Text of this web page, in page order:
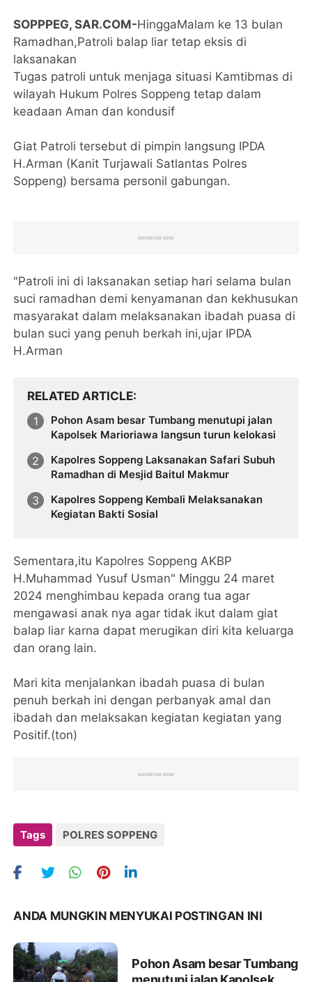
SOPPPEG, SAR.COM-HinggaMalam ke 13 bulan
Ramadhan,Patroli balap liar tetap eksis di
laksanakan
Tugas patroli untuk menjaga situasi Kamtibmas di
wilayah Hukum Polres Soppeng tetap dalam
keadaan Aman dan kondusif
Giat Patroli tersebut di pimpin langsung IPDA
H.Arman (Kanit Turjawali Satlantas Polres
Soppeng) bersama personil gabungan.
"Patroli ini di laksanakan setiap hari selama bulan
suci ramadhan demi kenyamanan dan kekhusukan
masyarakat dalam melaksanakan ibadah puasa di
bulan suci yang penuh berkah ini,ujar IPDA
H.Arman
RELATED ARTICLE
Pohon Asam besar Tumbang menutupi jalan
Kapolsek Marioriawa langsun turun kelokasi
Kapolres Soppeng Laksanakan Safari Subuh
Ramadhan di Mesjid Baitul Makmur
Kapolres Soppeng Kembali Melaksanakan
Kegiatan Bakti Sosial
Sementara,itu Kapolres Soppeng AKBP
H.Muhammad Yusuf Usman" Minggu 24 maret
2024 menghimbau kepada orang tua agar
mengawasi anak nya agar tidak ikut dalam giat
balap liar karna dapat merugikan diri kita keluarga
dan orang lain.
Mari kita menjalankan ibadah puasa di bulan
penuh berkah ini dengan perbanyak amal dan
ibadah dan melaksakan kegiatan kegiatan yang
Positif.(ton)
Tags POLRES SOPPENG
ANDA MUNGKIN MENYUKAI POSTINGAN INI
Pohon Asam besar Tumbang